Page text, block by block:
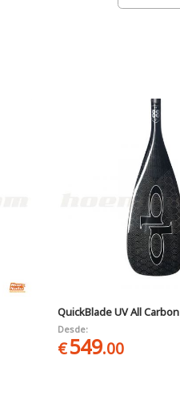
QuickBlade UV All Carbon
Desde:
€549.00